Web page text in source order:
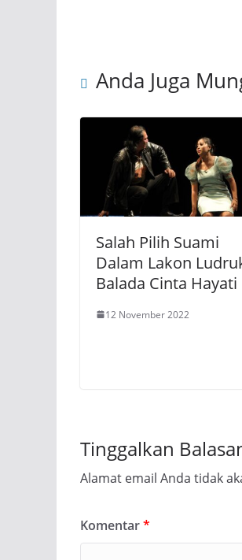
Anda Juga
Salah Pilih Suami
Dalam Lakon
Balada Cinta Hayati
12 November 2022
Tinggalkan
Alamat email Anda tidak
Komentar*